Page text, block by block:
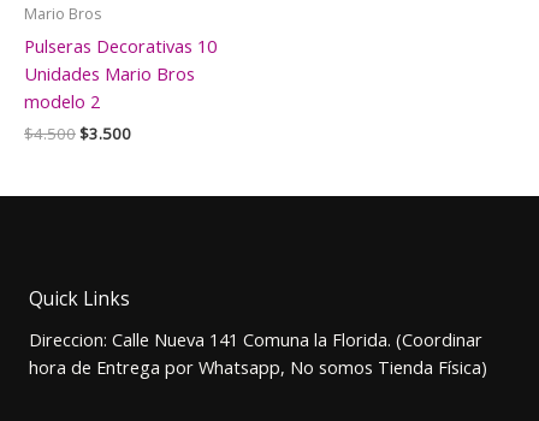
Mario Bros
Pulseras Decorativas 10
Unidades Mario Bros
modelo 2
$4.500El
era:
$3.500El
es:
Quick Links
Direccion: Calle Nueva 141 Comuna la Florida. (Coordinar
hora de Entrega por Whatsapp, No somos Tienda Física)